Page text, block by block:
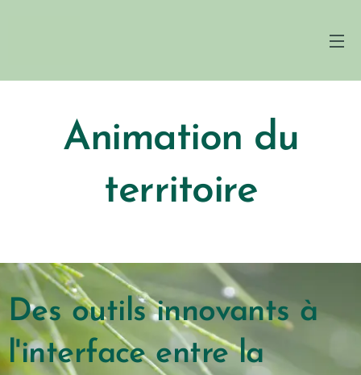
Animation du
territoire
Des outils innovants à
l'interface entre la